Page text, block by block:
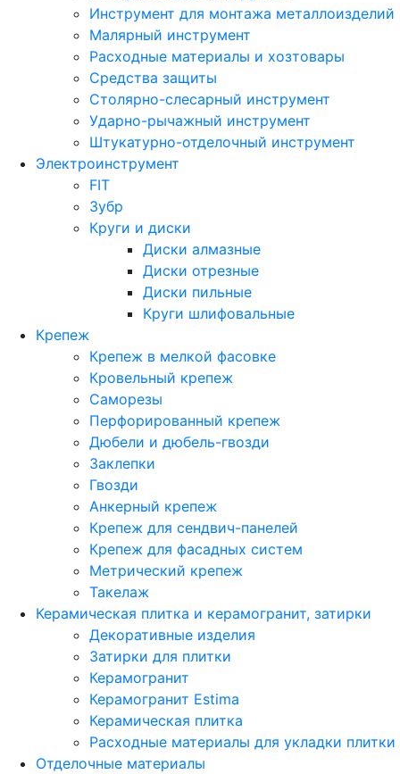
Инструмент для монтажа металлоизделий
Малярный инструмент
Расходные материалы и хозтовары
Средства защиты
Столярно-слесарный инструмент
Ударно-рычажный инструмент
Штукатурно-отделочный инструмент
Электроинструмент
FIT
Зубр
Круги и диски
Диски алмазные
Диски отрезные
Диски пильные
Круги шлифовальные
Крепеж
Крепеж в мелкой фасовке
Кровельный крепеж
Саморезы
Перфорированный крепеж
Дюбели и дюбель-гвозди
Заклепки
Гвозди
Анкерный крепеж
Крепеж для сендвич-панелей
Крепеж для фасадных систем
Метрический крепеж
Такелаж
Керамическая плитка и керамогранит, затирки
Декоративные изделия
Затирки для плитки
Керамогранит
Керамогранит Estima
Керамическая плитка
Расходные материалы для укладки плитки
Отделочные материалы